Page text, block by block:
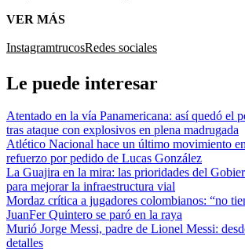
VER MÁS
InstagramtrucosRedes sociales
Le puede interesar
Atentado en la vía Panamericana: así quedó el
tras ataque con explosivos en plena madrugada
Atlético Nacional hace un último movimiento
refuerzo por pedido de Lucas González
La Guajira en la mira: las prioridades del
para mejorar la infraestructura vial
Mordaz crítica a jugadores colombianos: “no
JuanFer Quintero se paró en la raya
Murió Jorge Messi, padre de Lionel Messi:
detalles